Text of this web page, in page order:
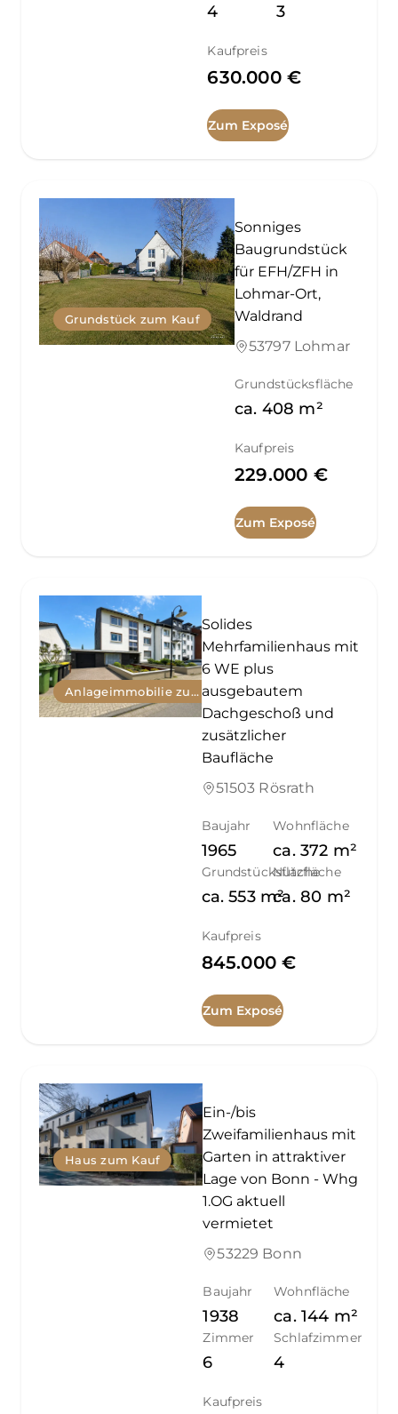
4 3
Kaufpreis
630.000 €
Zum Exposé
Grundstück zum Kauf
Sonniges
Baugrundstück
für EFH/ZFH in
Lohmar-Ort,
Waldrand
53797 Lohmar
Grundstücksfläche
ca. 408 m²
Kaufpreis
229.000 €
Zum Exposé
Anlageimmobilie zum Kauf
Solides
Mehrfamilienhaus mit
6 WE plus
ausgebautem
Dachgeschoß und
zusätzlicher
Baufläche
51503 Rösrath
Baujahr
1965
Wohnfläche
ca. 372 m²
Grundstücksfläche
ca. 553 m²
Nutzfläche
ca. 80 m²
Kaufpreis
845.000 €
Zum Exposé
Haus zum Kauf
Ein-/bis
Zweifamilienhaus mit
Garten in attraktiver
Lage von Bonn - Whg
1.OG aktuell
vermietet
53229 Bonn
Baujahr
1938
Wohnfläche
ca. 144 m²
Zimmer
6
Schlafzimmer
4
Kaufpreis